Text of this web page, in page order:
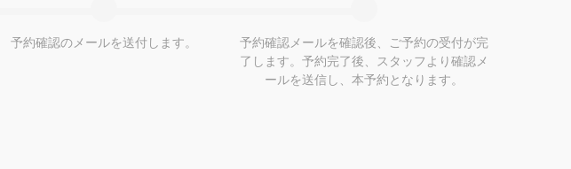
予約確認のメールを送付します。
予約確認メールを確認後、ご予約の受付が完
了します。予約完了後、スタッフより確認メ
ールを送信し、本予約となります。